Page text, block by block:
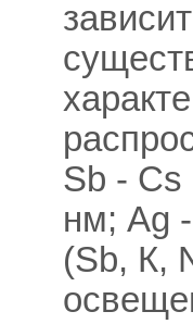
Sb - Cs
нм; Ag
(Sb, К,